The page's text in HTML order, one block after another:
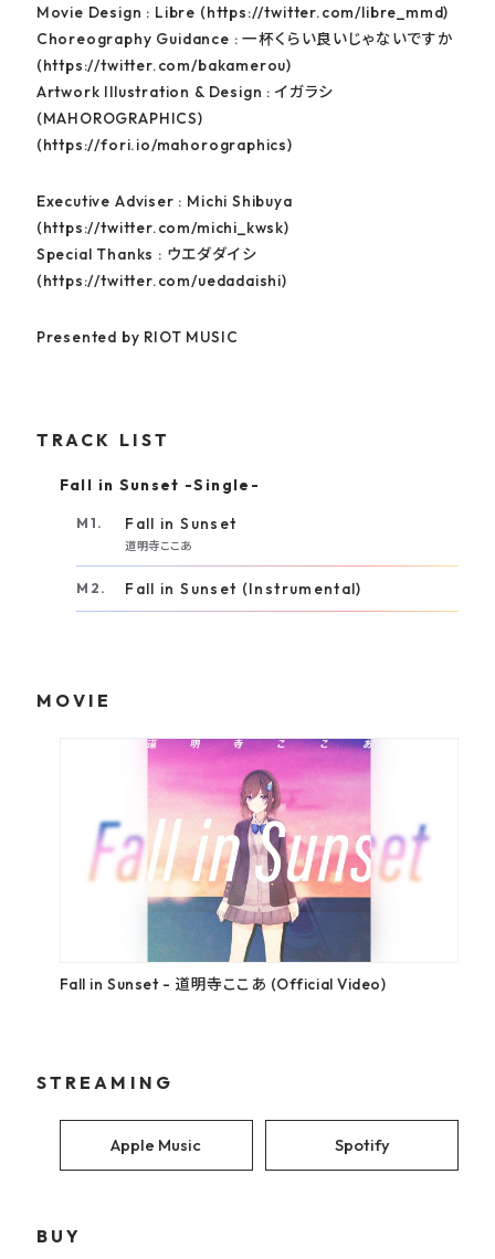
Movie Design : Libre (https://twitter.com/libre_mmd)
Choreography Guidance : 一杯くらい良いじゃないですか
(https://twitter.com/bakamerou)
Artwork Illustration & Design : イガラシ
(MAHOROGRAPHICS)
(https://fori.io/mahorographics)
Executive Adviser : Michi Shibuya
(https://twitter.com/michi_kwsk)
Special Thanks : ウエダダイシ
(https://twitter.com/uedadaishi)
Presented by RIOT MUSIC
TRACK LIST
Fall in Sunset -Single-
Fall in Sunset
道明寺ここあ
Fall in Sunset (Instrumental)
MOVIE
Fall in Sunset - 道明寺ここあ (Official Video)
STREAMING
Apple Music Spotify
BUY